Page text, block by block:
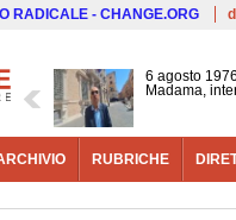
RADICALE - CHANGE.ORG
6 agosto
Madama,
RUBRICHE